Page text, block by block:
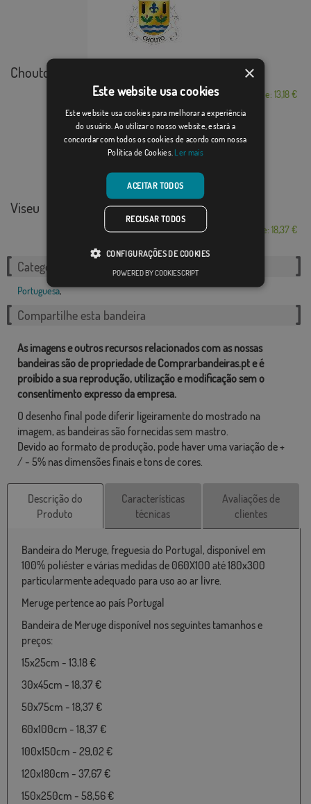
Chouto
Desde: 13,18 €
Viseu
Desde: 18,37 €
Categorias relacionadas:
Portuguesa,
Compartilhe esta bandeira
As imagens e outros recursos relacionados com as nossas
bandeiras são de propriedade de Comprarbandeiras.pt e é
proibido a sua reprodução, utilização e modificação sem o
consentimento expresso da empresa.
O desenho final pode diferir ligeiramente do mostrado na
imagem, as bandeiras são fornecidas sem mastro.
Devido ao formato de produção, pode haver uma variação de +
/ - 5% nas dimensões finais e tons de cores.
Descrição do
Produto
Características
técnicas
Avaliações de
clientes
Bandeira do Meruge, freguesia do Portugal, disponível em
100% poliéster e várias medidas de 060X100 até 180x300
particularmente adequado para uso ao ar livre.
Meruge pertence ao país Portugal
Bandeira de Meruge disponível nos seguintes tamanhos e
preços:
15x25cm - 13,18 €
30x45cm - 18,37 €
50x75cm - 18,37 €
60x100cm - 18,37 €
100x150cm - 29,02 €
120x180cm - 37,67 €
150x250cm - 58,56 €
×
Este website usa cookies
Este website usa cookies para melhorar a experiência
do usuário. Ao utilizar o nosso website, estará a
concordar com todos os cookies de acordo com nossa
Política de Cookies. Ler mais
ACEITAR TODOS
RECUSAR TODOS
CONFIGURAÇÕES DE COOKIES
POWERED BY COOKIESCRIPT